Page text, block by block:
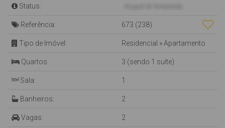
Status:
Referência: 673 (238)
Tipo de Imóvel: Residencial »Apartamento
Quartos: 3 (sendo 1 suíte)
Sala: 1
Banheiros: 2
Vagas: 2